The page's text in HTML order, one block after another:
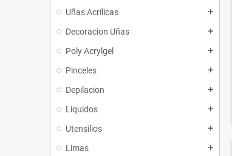
Uñas Acrílicas add
Decoracion Uñas add
Poly Acrylgel add
Pinceles add
Depilacion add
Liquidos add
Utensilios add
Limas add